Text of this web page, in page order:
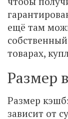
ещё там
товарах,
Размер
Размер
зависит от